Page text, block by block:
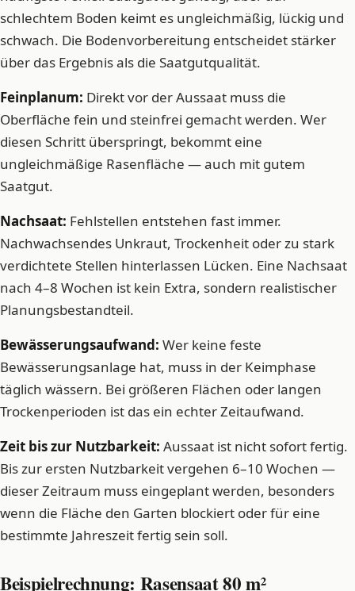
schlechtem Boden keimt es ungleichmäßig, lückig und
schwach. Die Bodenvorbereitung entscheidet stärker
über das Ergebnis als die Saatgutqualität.
Feinplanum: Direkt vor der Aussaat muss die
Oberfläche fein und steinfrei gemacht werden. Wer
diesen Schritt überspringt, bekommt eine
ungleichmäßige Rasenfläche — auch mit gutem
Saatgut.
Nachsaat: Fehlstellen entstehen fast immer.
Nachwachsendes Unkraut, Trockenheit oder zu stark
verdichtete Stellen hinterlassen Lücken. Eine Nachsaat
nach 4–8 Wochen ist kein Extra, sondern realistischer
Planungsbestandteil.
Bewässerungsaufwand: Wer keine feste
Bewässerungsanlage hat, muss in der Keimphase
täglich wässern. Bei größeren Flächen oder langen
Trockenperioden ist das ein echter Zeitaufwand.
Zeit bis zur Nutzbarkeit: Aussaat ist nicht sofort fertig.
Bis zur ersten Nutzbarkeit vergehen 6–10 Wochen —
dieser Zeitraum muss eingeplant werden, besonders
wenn die Fläche den Garten blockiert oder für eine
bestimmte Jahreszeit fertig sein soll.
Beispielrechnung: Rasensaat 80 m²